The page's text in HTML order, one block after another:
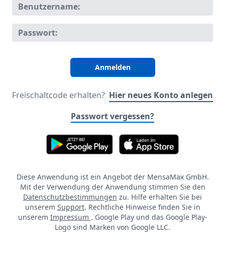
Benutzername:
Passwort:
Freischaltcode erhalten? Hier neues Konto anlegen
Passwort vergessen?
Diese Anwendung ist ein Angebot der MensaMax GmbH.
Mit der Verwendung der Anwendung stimmen Sie den
Datenschutzbestimmungen zu. Hilfe erhalten Sie bei
unserem Support. Rechtliche Hinweise finden Sie in
unserem Impressum . Google Play und das Google Play-
Logo sind Marken von Google LLC.